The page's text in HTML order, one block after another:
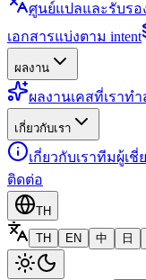
ศูนย์แปลและรับรอ
เอกสารแบ่งตาม intent
ผลงาน
ผลงานเคสที่เราทำ
เกี่ยวกับเรา
เกี่ยวกับเราทีมผู้เชี่
ติดต่อ
TH
TH
EN 中 日